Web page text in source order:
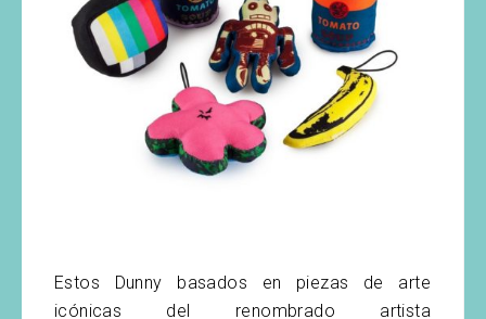
Estos Dunny basados en piezas de arte
icónicas del renombrado artista